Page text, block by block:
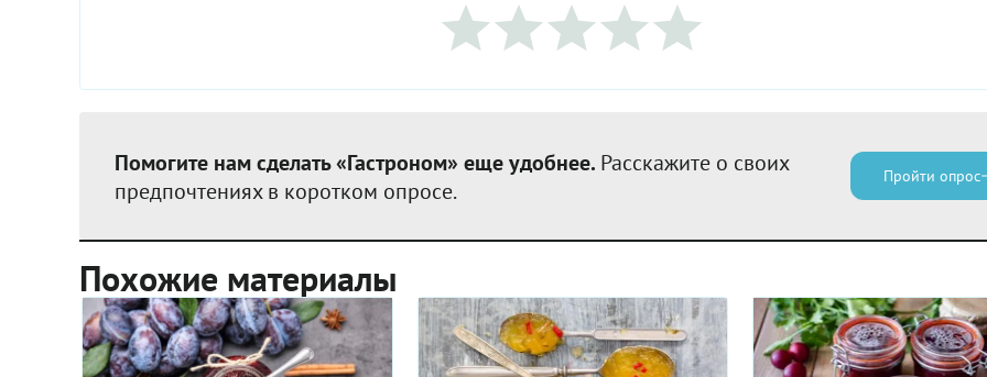
Помогите нам сделать «Гастроном» еще удобнее. Расскажите о своих
предпочтениях в коротком опросе.
Пройти опрос
Похожие материалы